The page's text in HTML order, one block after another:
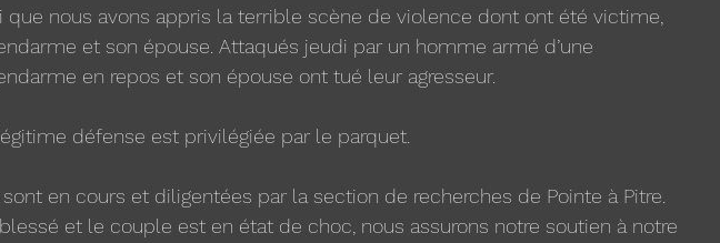
que nous avons appris la terrible scène de violence dont ont été victime,
et son épouse. Attaqués jeudi par un homme armé d’une
en repos et son épouse ont tué leur agresseur.
défense est privilégiée par le parquet.
en cours et diligentées par la section de recherches de Pointe à Pitre.
et le couple est en état de choc, nous assurons notre soutien à notre